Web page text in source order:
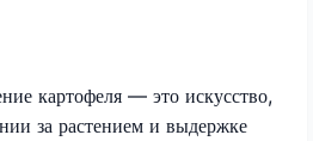
картофеля — это искусство,
за растением и выдержке